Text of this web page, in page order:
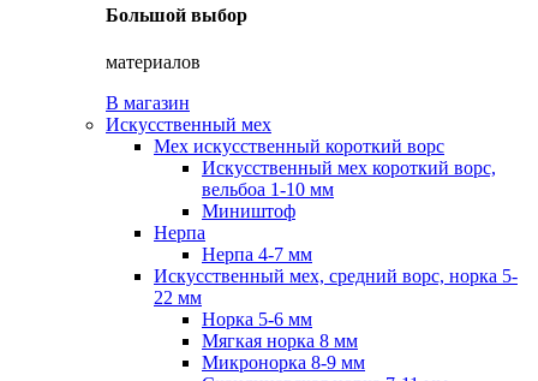
Большой выбор
материалов
В магазин
Искусственный мех
Мех искусственный короткий ворс
Искусственный мех короткий ворс,
вельбоа 1-10 мм
Миништоф
Нерпа
Нерпа 4-7 мм
Искусственный мех, средний ворс, норка 5-
22 мм
Норка 5-6 мм
Мягкая норка 8 мм
Микронорка 8-9 мм